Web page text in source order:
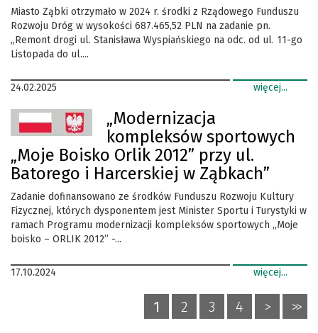
Miasto Ząbki otrzymało w 2024 r. środki z Rządowego Funduszu
Rozwoju Dróg w wysokości 687.465,52 PLN na zadanie pn.
„Remont drogi ul. Stanisława Wyspiańskiego na odc. od ul. 11-go
Listopada do ul....
24.02.2025 więcej...
„Modernizacja
kompleksów sportowych
„Moje Boisko Orlik 2012” przy ul.
Batorego i Harcerskiej w Ząbkach”
Zadanie dofinansowano ze środków Funduszu Rozwoju Kultury
Fizycznej, których dysponentem jest Minister Sportu i Turystyki w
ramach Programu modernizacji kompleksów sportowych „Moje
boisko – ORLIK 2012” -...
17.10.2024 więcej...
1 2 3 4 > >>